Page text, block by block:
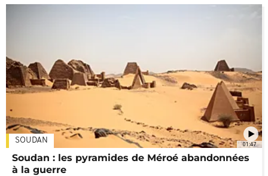
01:47
SOUDAN
Soudan : les pyramides de Méroé abandonnées
à la guerre